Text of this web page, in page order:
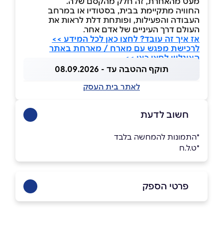
החוויה מתקיימת בבית, בסטודיו או במרחב
העבודה והפעילות, ופותחת דלת לראות את
העולם דרך העיניים של אדם אחר.
אז איך זה עובד? לחצו כאן לכל המידע >>
לרכישת מפגש עם מארח / מארחת באתר
האונליין לחצו כאן >>
תוקף ההטבה עד - 08.09.2026
לאתר בית העסק
חשוב לדעת
*התמונות להמחשה בלבד
*ט.ל.ח
פרטי הספק